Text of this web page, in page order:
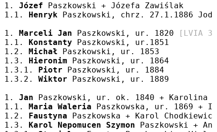
1. Józef Paszkowski + Józefa Zawiślak
1.1. Henryk Paszkowski, chrz. 27.1.1886
1. Marceli Jan Paszkowski, ur. 1820
[LVIA
1.1. Konstanty Paszkowski, ur.1851
1.2. Michał Paszkowski, ur. 1853
1.3. Hieronim Paszkowski, ur. 1864
1.3.1. Piotr Paszkowski, ur. 1884
1.3.2. Wiktor Paszkowski, ur. 1889
1. Jan Paszkowski, ur. ok. 1840 + Karolina
1.1. Maria Waleria Paszkowska, ur. 1869 +
1.2. Faustyna Paszkowska + Karol Chodkiewicz
1.3. Karol Nepomucen Szymon Paszkowski +